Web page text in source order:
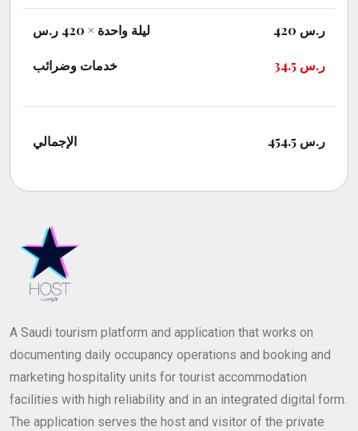
ليلة واحدة × 420 ر.س 420 ر.س
خدمات وضرائب 34.5 ر.س
الإجمالي 454.5 ر.س
A Saudi tourism platform and application that works on
documenting daily occupancy operations and booking and
marketing hospitality units for tourist accommodation
facilities with high reliability and in an integrated digital form.
The application serves the host and visitor of the private